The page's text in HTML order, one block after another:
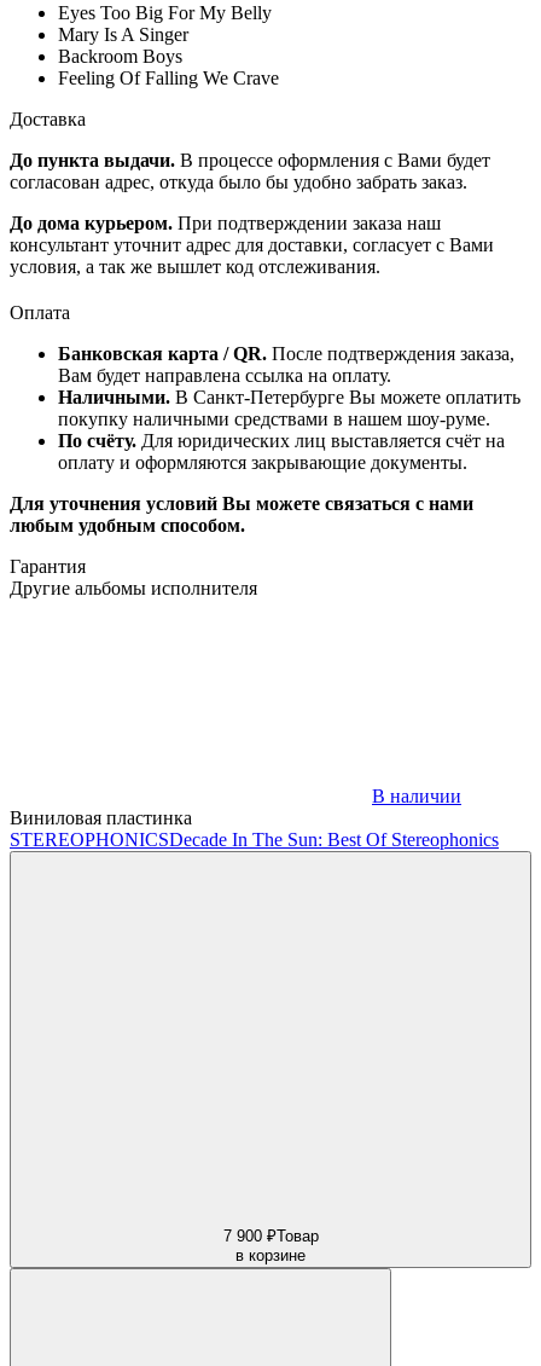
Eyes Too Big For My Belly
Mary Is A Singer
Backroom Boys
Feeling Of Falling We Crave
Доставка
До пункта выдачи. В процессе оформления с Вами будет
согласован адрес, откуда было бы удобно забрать заказ.
До дома курьером. При подтверждении заказа наш
консультант уточнит адрес для доставки, согласует с Вами
условия, а так же вышлет код отслеживания.
Оплата
Банковская карта / QR. После подтверждения заказа,
Вам будет направлена ссылка на оплату.
Наличными. В Санкт-Петербурге Вы можете оплатить
покупку наличными средствами в нашем шоу-руме.
По счёту. Для юридических лиц выставляется счёт на
оплату и оформляются закрывающие документы.
Для уточнения условий Вы можете связаться с нами
любым удобным способом.
Гарантия
Другие альбомы исполнителя
В наличии
Виниловая пластинка
STEREOPHONICSDecade In The Sun: Best Of Stereophonics
7 900 ₽Товар
в корзине